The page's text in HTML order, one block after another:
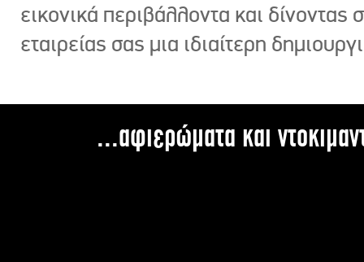
εικονικά περιβάλλοντα και δίνοντας
εταιρείας σας μια ιδιαίτερη
...αφιερώματα και